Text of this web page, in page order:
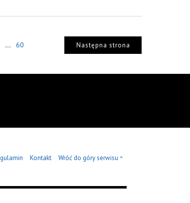
... 60 Następna strona
Kontakt Wróć do góry serwisu ^